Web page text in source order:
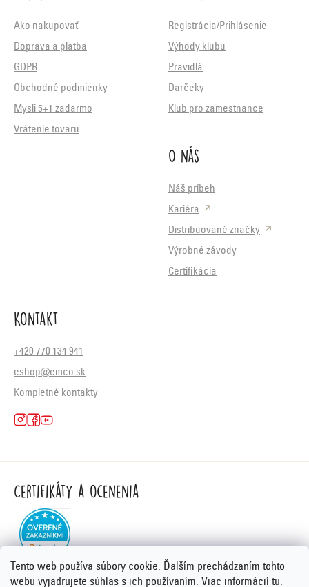
Tento web používa súbory cookie. Ďalším prechádzaním tohto
webu vyjadrujete súhlas s ich používaním. Viac informácií tu.
Ako nakupovať
Doprava a platba
GDPR
Obchodné podmienky
Mysli 5+1 zadarmo
Vrátenie tovaru
Registrácia/Prihlásenie
Výhody klubu
Pravidlá
Darčeky
Klub pro zamestnance
O nás
Náš príbeh
Kariéra
Distribuované značky
Výrobné závody
Certifikácia
Kontakt
+420 770 134 941
eshop@emco.sk
Kompletné kontakty
Certifikáty a ocenenia